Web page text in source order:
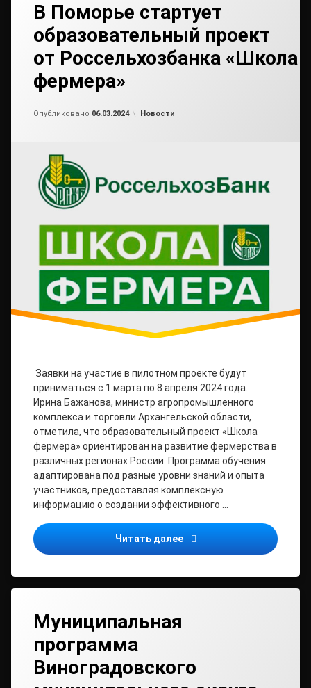
В Поморье стартует
образовательный проект
от Россельхозбанка «Школа
фермера»
Опубликовано 06.03.2024 Рубрики:
Новости
Заявки на участие в пилотном проекте будут
приниматься с 1 марта по 8 апреля 2024 года.
Ирина Бажанова, министр агропромышленного
комплекса и торговли Архангельской области,
отметила, что образовательный проект «Школа
фермера» ориентирован на развитие фермерства в
различных регионах России. Программа обучения
адаптирована под разные уровни знаний и опыта
участников, предоставляя комплексную
информацию о создании эффективного …
Читать далее В Поморье стартует
Муниципальная
программа
Виноградовского